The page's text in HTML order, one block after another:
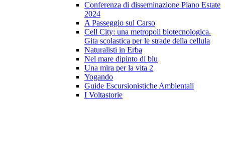
Conferenza di disseminazione Piano Estate
2024
A Passeggio sul Carso
Cell City: una metropoli biotecnologica.
Gita scolastica per le strade della cellula
Naturalisti in Erba
Nel mare dipinto di blu
Una mira per la vita 2
Yogando
Guide Escursionistiche Ambientali
I Voltastorie